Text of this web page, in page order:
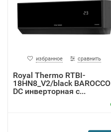
избранное сравнить
Royal Thermo RTBI-
18HN8_V2/black BAROCCO
DC инверторная с...